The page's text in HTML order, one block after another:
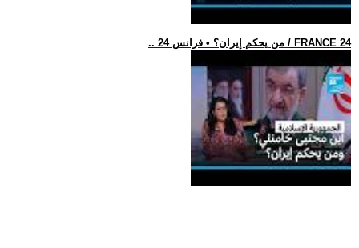
.. من يحكم إيران؟ • فرانس 24 / FRANCE 24